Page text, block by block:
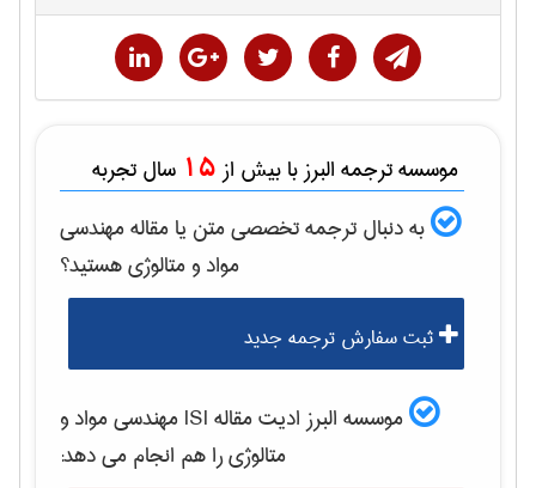
موسسه ترجمه البرز با بیش از 15 سال تجربه
به دنبال ترجمه تخصصی متن یا مقالهمهندسی
مواد و متالوژیهستید؟
ثبت سفارش ترجمه جدید
موسسه البرز ادیت مقاله ISI
مهندسی مواد و
متالوژیرا هم انجام می دهد: